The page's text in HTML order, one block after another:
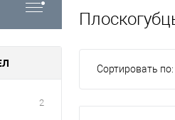
2
Сортировать по: